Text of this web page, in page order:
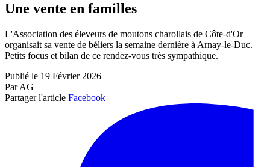
Une vente en familles
L'Association des éleveurs de moutons charollais de Côte-d'Or
organisait sa vente de béliers la semaine dernière à Arnay-le-Duc.
Petits focus et bilan de ce rendez-vous très sympathique.
Publié le 19 Février 2026
Par AG
Partager l'article Facebook